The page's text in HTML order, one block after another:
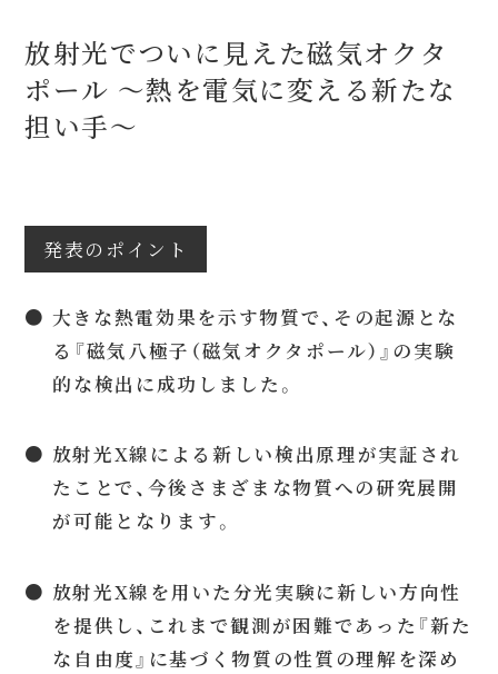
放射光でついに見えた磁気オクタ
ポール 〜熱を電気に変える新たな
担い手〜
発表のポイント
● 大きな熱電効果を示す物質で、その起源とな
る『磁気八極子（磁気オクタポール）』の実験
的な検出に成功しました。
● 放射光X線による新しい検出原理が実証され
たことで、今後さまざまな物質への研究展開
が可能となります。
● 放射光X線を用いた分光実験に新しい方向性
を提供し、これまで観測が困難であった『新た
な自由度』に基づく物質の性質の理解を深め